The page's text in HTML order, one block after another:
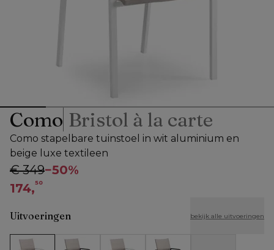
Como Bristol à la carte
Como stapelbare tuinstoel in wit aluminium en
beige luxe textileen
€ 349−50%
174,50
Uitvoeringen bekijk alle uitvoeringen